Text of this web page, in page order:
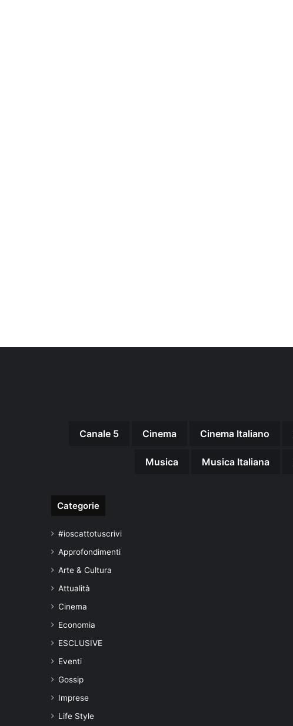
Canale 5 Cinema Cinema Italiano
Musica Musica Italiana
Categorie
#ioscattotuscrivi
Approfondimenti
Arte & Cultura
Attualità
Cinema
Economia
ESCLUSIVE
Eventi
Gossip
Imprese
Life Style